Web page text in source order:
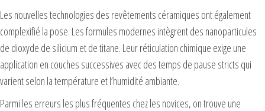
Les nouvelles technologies des revêtements céramiques ont également
complexifié la pose. Les formules modernes intègrent des nanoparticules
de dioxyde de silicium et de titane. Leur réticulation chimique exige une
application en couches successives avec des temps de pause stricts qui
varient selon la température et l’humidité ambiante.
Parmi les erreurs les plus fréquentes chez les novices, on trouve une